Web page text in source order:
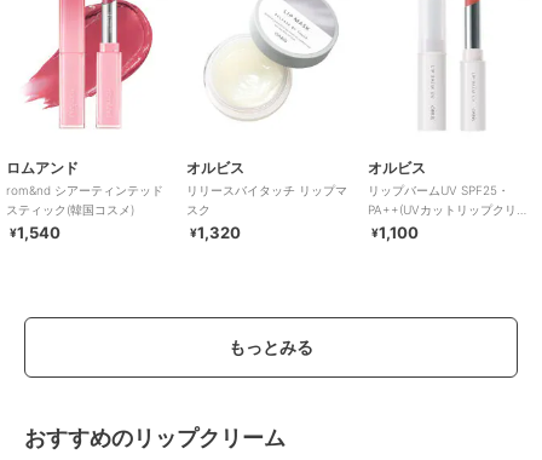
ー、マイクロクリスタリンワックス、酸化鉄、レシチン、ポリエチレ
ン、水、赤２２７、パルミチン酸エチルヘキシル、ミリスチン酸イソ
プロピル、イソステアリン酸、ステアリン酸ポリグリセリル－１０、
炭酸プロピレン、青１、ポリリシノレイン酸ポリグリセリル－３、黄
５、１，２－ヘキサンジオール、トコフェロール、ハス花エキス、ニ
ンファエアアルバ花エキス、ヤマザクラ花エキス、ハイブリッドロー
ズ花エキス、ソルビン酸Ｋ
06 インバイナリー
オクチルドデカノール、ペンタイソステアリン酸ジペンタエリスリチ
ル、ジ安息香酸ＰＧ、ヘキサ脂肪酸（Ｃ５－９）ジペンタエリスリチ
ン、グリセリン、キャンデリラロウ、フェニルプロピルジメチルシロ
キシケイ酸、合成フルオロフロゴパイト、水添野菜油、リンゴ酸ジイ
ソステアリル、イソステアリン酸ソルビタン、ラウリルＰＥＧ－９ポ
ノサ核油、トリイソステアリン酸ポリグリセリル－２、トリ酢酸テト
ラステアリン酸スクロース、ビニルジメチコン、（セバシン酸／イソ
ロムアンド
rom&nd シアーティンテッド
スティック(韓国コスメ)
¥1,540
オルビス
リリースバイタッチ リップマ
スク
¥1,320
オルビス
リップバームUV SPF25・
PA++(UVカットリップクリー
ム）
¥1,100
もっとみる
おすすめのリップクリーム